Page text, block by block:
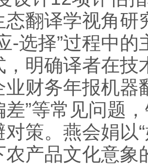
态翻译学视角研
-选择”过程中
，明确译者在技
财务年报机器
差”等常见问题
策。燕会娟以
产品文化意象